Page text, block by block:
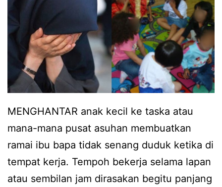
MENGHANTAR anak kecil ke taska atau
mana-mana pusat asuhan membuatkan
ramai ibu bapa tidak senang duduk ketika di
tempat kerja. Tempoh bekerja selama lapan
atau sembilan jam dirasakan begitu panjang